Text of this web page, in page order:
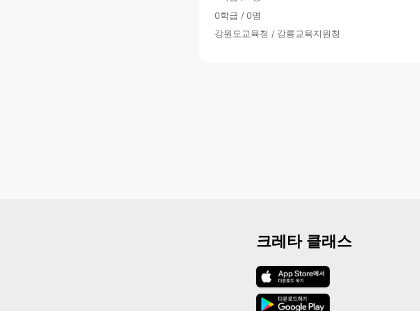
0학급 / 0명
강원도교육청 / 강릉교육지원청
크레타 클래스